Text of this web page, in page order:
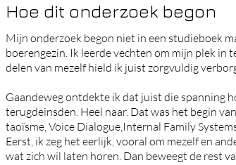
Hoe dit onderzoek begon
Mijn onderzoek begon niet in een studieboek
boerengezin. Ik leerde vechten om mijn plek in
delen van mezelf hield ik juist zorgvuldig
Gaandeweg ontdekte ik dat juist die spanning
terugdeinsden. Heel naar. Dat was het begin
taoïsme, Voice Dialogue,Internal Family
Eerst, ik zeg het eerlijk, vooral om mezelf en
wat zich wil laten horen. Dan beweegt de rest